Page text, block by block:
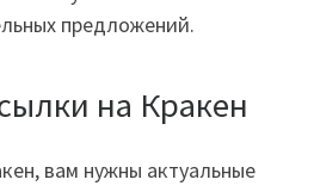
предложений.
на Кракен
вам нужны актуальные